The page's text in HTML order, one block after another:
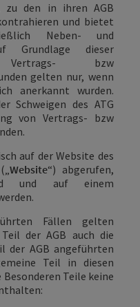
zu den in ihren AGB
und bietet
Neben- und
Grundlage dieser
bzw
gelten nur, wenn
anerkannt wurden.
Schweigen des ATG
von Vertrags- bzw
auf der Website des
(„Website“) abgerufen,
und auf einem
Fällen gelten
der AGB auch die
der AGB angeführten
Teil in diesen
Teile keine